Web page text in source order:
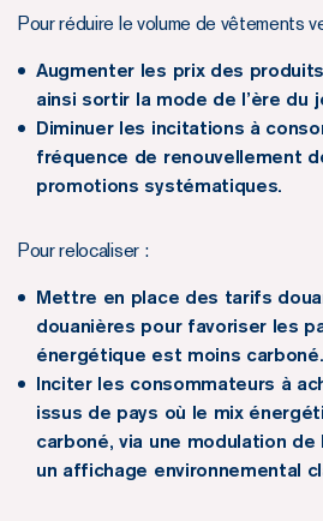
Pour réduire le volume de vêtements
Augmenter les prix des
ainsi sortir la mode de l’ère du
Diminuer les incitations à
fréquence de renouvellement
promotions systématiques.
Pour relocaliser :
Mettre en place des tarifs
douanières pour favoriser les
énergétique est moins carboné.
Inciter les consommateurs à
issus de pays où le mix
carboné, via une modulation
un affichage environnemental